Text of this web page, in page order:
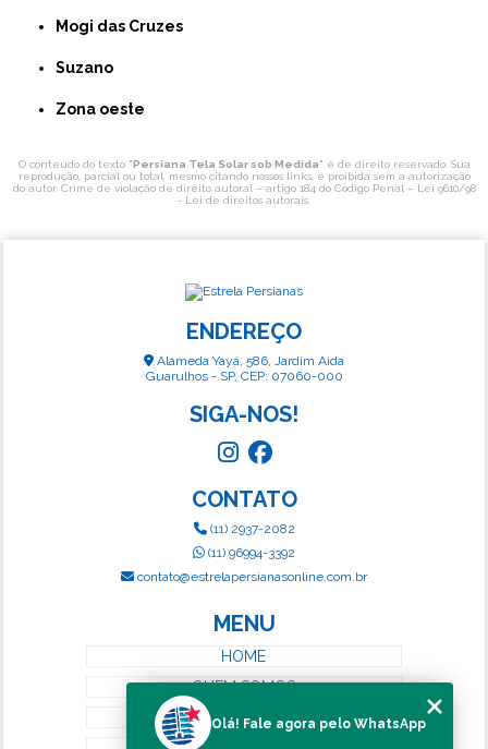
Mogi das Cruzes
Suzano
Zona oeste
O conteúdo do texto "Persiana Tela Solar sob Medida" é de direito reservado. Sua
reprodução, parcial ou total, mesmo citando nossos links, é proibida sem a autorização
do autor. Crime de violação de direito autoral – artigo 184 do Código Penal – Lei 9610/98
- Lei de direitos autorais
ENDEREÇO
Alameda Yayá, 586, Jardim Aida
Guarulhos - SP, CEP: 07060-000
SIGA-NOS!
CONTATO
(11) 2937-2082
(11) 96994-3392
contato@estrelapersianasonline.com.br
MENU
HOME
QUEM SOMOS
SERVIÇOS
Olá! Fale agora pelo WhatsApp